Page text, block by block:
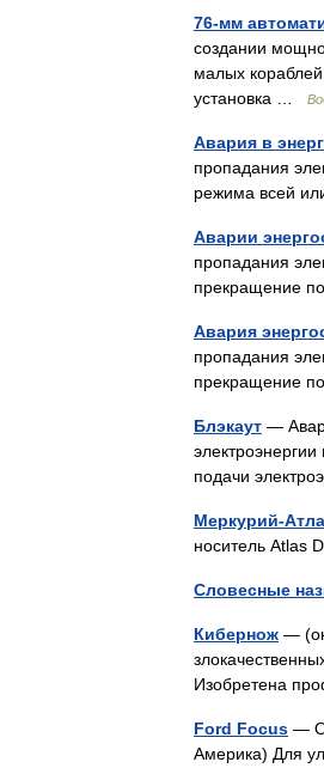
76-мм
создании
малых
установка …
Авария в
пропадания
режима всей
Аварии
пропадания
прекращение
Авария
пропадания
прекращение
Блэкаут —
подачи
Меркурий-
носитель Atlas
Словесные
Кибернож —
Изобретена
Ford Focus — О
Америка) Для